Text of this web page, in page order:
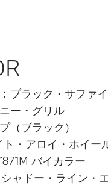
ブラック・サファ
ー・グリル
（ブラック）
・アロイ・ホイー
バイカラー
ャドー・ライン・